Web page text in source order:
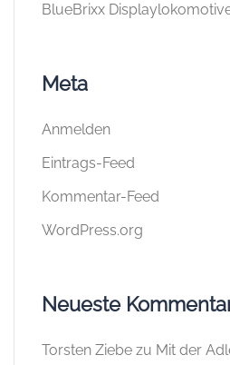
BlueBrixx
Meta
Anmelden
Eintrags-Feed
Kommentar-Feed
WordPress.org
Neueste
Torsten Ziebe zu Mit der